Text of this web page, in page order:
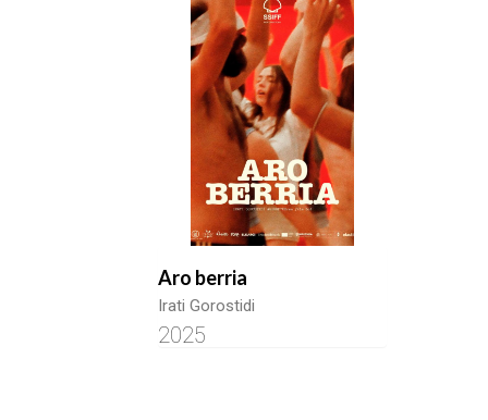
Aro berria
Irati Gorostidi
2025